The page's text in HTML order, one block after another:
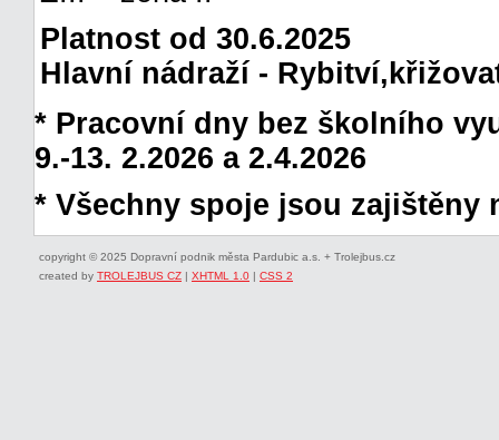
Platnost od 30.6.2025
Hlavní nádraží -
* Pracovní dny bez školního
9.-13. 2.2026 a 2.4.2026
* Všechny spoje jsou zajištěny
copyright © 2025 Dopravní podnik města Pardubic a.s. + Trolejbus.cz
created by TROLEJBUS CZ | XHTML 1.0 | CSS 2